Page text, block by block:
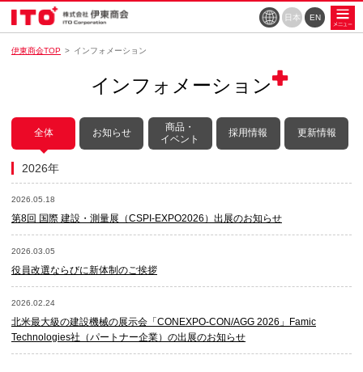
日本 EN
伊東商会TOP インフォメーション
インフォメーション
全体 お知らせ
商品・
イベント
採用情報 更新情報
2026年
2026.05.18
第8回 国際 建設・測量展（CSPI-EXPO2026）出展のお知らせ
2026.03.05
役員改選ならびに新体制のご挨拶
2026.02.24
北米最大級の建設機械の展示会「CONEXPO-CON/AGG 2026」Famic
Technologies社（パートナー企業）の出展のお知らせ